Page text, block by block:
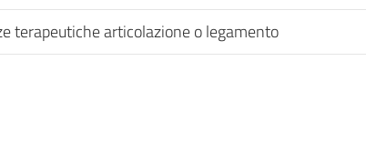
terapeutiche articolazione o legamento